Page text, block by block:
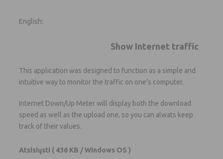
English:
Show Internet traffic
This application was designed to function as a simple and
intuitive way to monitor the traffic on one’s computer.
Internet Down/Up Meter will display both the download
speed as well as the upload one, so you can alwats keep
track of their values.
Atsisiųsti ( 436 KB / Windows OS )